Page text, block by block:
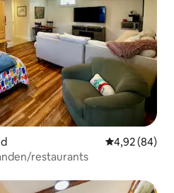
Gemiddelde
4,92 (84)
restaurants